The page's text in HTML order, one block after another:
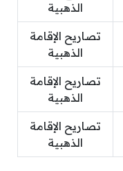
الذهبية
تصاريح الإقامة
الذهبية
تصاريح الإقامة
الذهبية
تصاريح الإقامة
الذهبية